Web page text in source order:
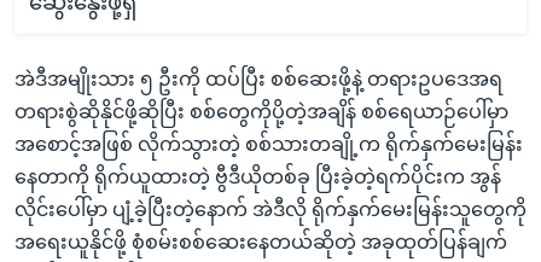
အဲဒီအမျိုးသား ၅ ဦးကို ထပ်ပြီး စစ်ဆေးဖို့နဲ့ တရားဥပဒေအရ
တရားစွဲဆိုနိုင်ဖို့ဆိုပြီး စစ်တွေကိုပို့တဲ့အချိန် စစ်ရေယာဉ်ပေါ်မှာ
အစောင့်အဖြစ် လိုက်သွားတဲ့ စစ်သားတချို့က ရိုက်နှက်မေးမြန်း
နေတာကို ရိုက်ယူထားတဲ့ ဗွီဒီယိုတစ်ခု ပြီးခဲ့တဲ့ရက်ပိုင်းက အွန်
လိုင်းပေါ်မှာ ပျံ့ခဲ့ပြီးတဲ့နောက် အဲဒီလို ရိုက်နှက်မေးမြန်းသူတွေကို
အရေးယူနိုင်ဖို့ စုံစမ်းစစ်ဆေးနေတယ်ဆိုတဲ့ အခုထုတ်ပြန်ချက်